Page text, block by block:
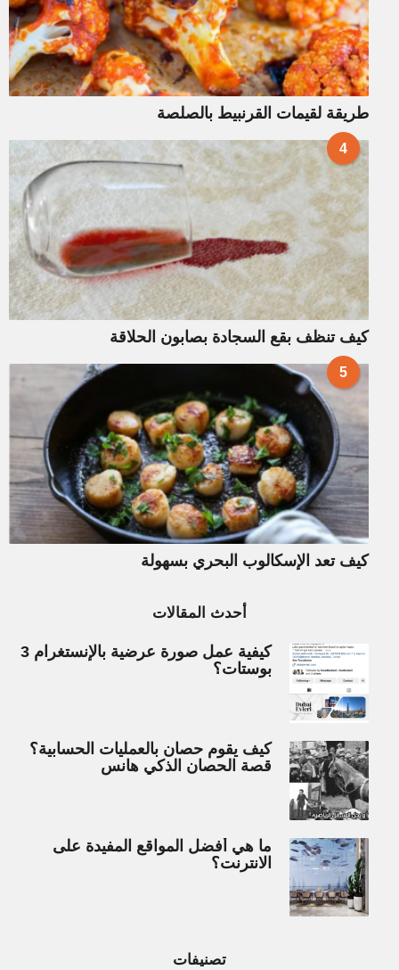
طريقة لقيمات القرنبيط بالصلصة
4
كيف تنظف بقع السجادة بصابون الحلاقة
5
كيف تعد الإسكالوب البحري بسهولة
أحدث المقالات
كيفية عمل صورة عرضية بالإنستغرام 3
بوستات؟
كيف يقوم حصان بالعمليات الحسابية؟
قصة الحصان الذكي هانس
ما هي أفضل المواقع المفيدة على
الانترنت؟
تصنيفات